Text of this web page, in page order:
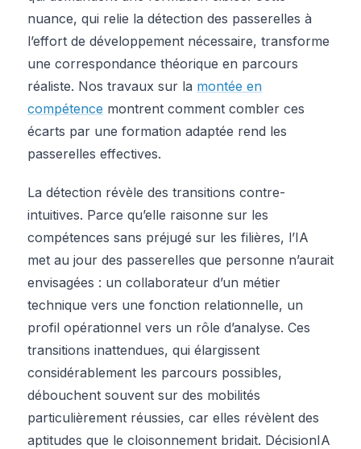
nuance, qui relie la détection des passerelles à
l’effort de développement nécessaire, transforme
une correspondance théorique en parcours
réaliste. Nos travaux sur la montée en
compétence montrent comment combler ces
écarts par une formation adaptée rend les
passerelles effectives.
La détection révèle des transitions contre-
intuitives. Parce qu’elle raisonne sur les
compétences sans préjugé sur les filières, l’IA
met au jour des passerelles que personne n’aurait
envisagées : un collaborateur d’un métier
technique vers une fonction relationnelle, un
profil opérationnel vers un rôle d’analyse. Ces
transitions inattendues, qui élargissent
considérablement les parcours possibles,
débouchent souvent sur des mobilités
particulièrement réussies, car elles révèlent des
aptitudes que le cloisonnement bridait. DécisionIA